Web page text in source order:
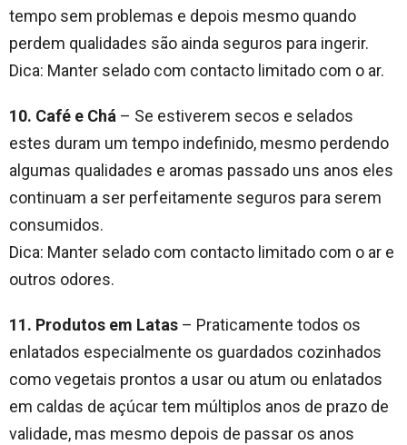
tempo sem problemas e depois mesmo quando
perdem qualidades são ainda seguros para ingerir.
Dica: Manter selado com contacto limitado com o ar.
10. Café e Chá – Se estiverem secos e selados
estes duram um tempo indefinido, mesmo perdendo
algumas qualidades e aromas passado uns anos eles
continuam a ser perfeitamente seguros para serem
consumidos.
Dica: Manter selado com contacto limitado com o ar e
outros odores.
11. Produtos em Latas – Praticamente todos os
enlatados especialmente os guardados cozinhados
como vegetais prontos a usar ou atum ou enlatados
em caldas de açúcar tem múltiplos anos de prazo de
validade, mas mesmo depois de passar os anos